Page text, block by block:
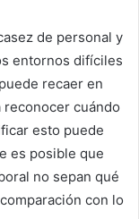
de personal y
entornos difíciles
recaer en
reconocer cuándo
esto puede
es posible que
no sepan qué
con lo